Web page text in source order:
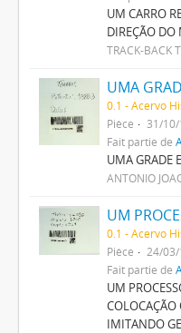
UM CARRO
DIREÇÃO DO
TRACK-BACK
0.1 - Acervo
Pièce
31/
Fait partie de
UMA GRADE
ANTONIO
0.1 - Acervo
Pièce
24/
Fait partie de
UM
COLOCAÇÃO
IMITANDO